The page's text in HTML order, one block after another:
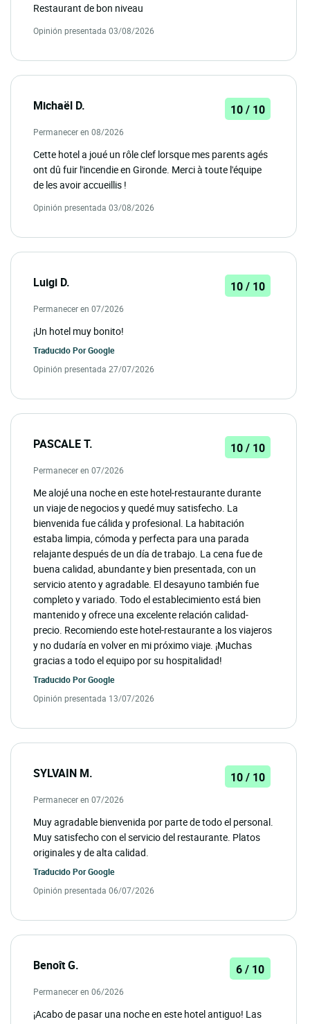
Restaurant de bon niveau
Opinión presentada 03/08/2026
Michaël D. 10 / 10
Permanecer en 08/2026
Cette hotel a joué un rôle clef lorsque mes parents agés
ont dû fuir l'incendie en Gironde. Merci à toute l'équipe
de les avoir accueillis !
Opinión presentada 03/08/2026
Luigi D. 10 / 10
Permanecer en 07/2026
¡Un hotel muy bonito!
Traducido PorGoogle
Opinión presentada 27/07/2026
PASCALE T. 10 / 10
Permanecer en 07/2026
Me alojé una noche en este hotel-restaurante durante
un viaje de negocios y quedé muy satisfecho. La
bienvenida fue cálida y profesional. La habitación
estaba limpia, cómoda y perfecta para una parada
relajante después de un día de trabajo. La cena fue de
buena calidad, abundante y bien presentada, con un
servicio atento y agradable. El desayuno también fue
completo y variado. Todo el establecimiento está bien
mantenido y ofrece una excelente relación calidad-
precio. Recomiendo este hotel-restaurante a los viajeros
y no dudaría en volver en mi próximo viaje. ¡Muchas
gracias a todo el equipo por su hospitalidad!
Traducido PorGoogle
Opinión presentada 13/07/2026
SYLVAIN M. 10 / 10
Permanecer en 07/2026
Muy agradable bienvenida por parte de todo el personal.
Muy satisfecho con el servicio del restaurante. Platos
originales y de alta calidad.
Traducido PorGoogle
Opinión presentada 06/07/2026
Benoît G. 6 / 10
Permanecer en 06/2026
¡Acabo de pasar una noche en este hotel antiguo! Las